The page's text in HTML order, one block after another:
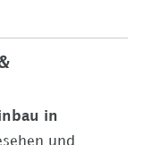
in
und